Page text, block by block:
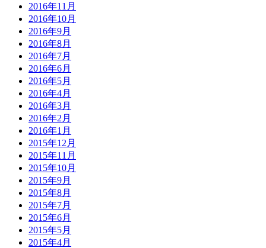
2016年11月
2016年10月
2016年9月
2016年8月
2016年7月
2016年6月
2016年5月
2016年4月
2016年3月
2016年2月
2016年1月
2015年12月
2015年11月
2015年10月
2015年9月
2015年8月
2015年7月
2015年6月
2015年5月
2015年4月